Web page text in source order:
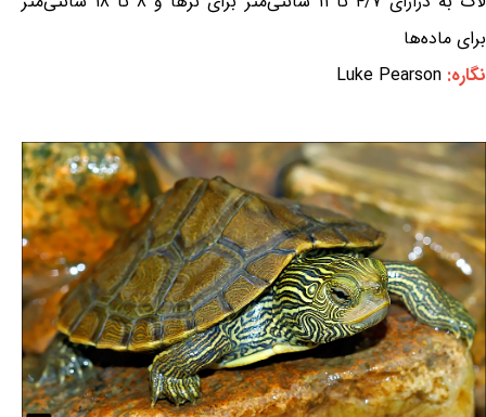
برای ماده‌ها
نگاره: Luke Pearson